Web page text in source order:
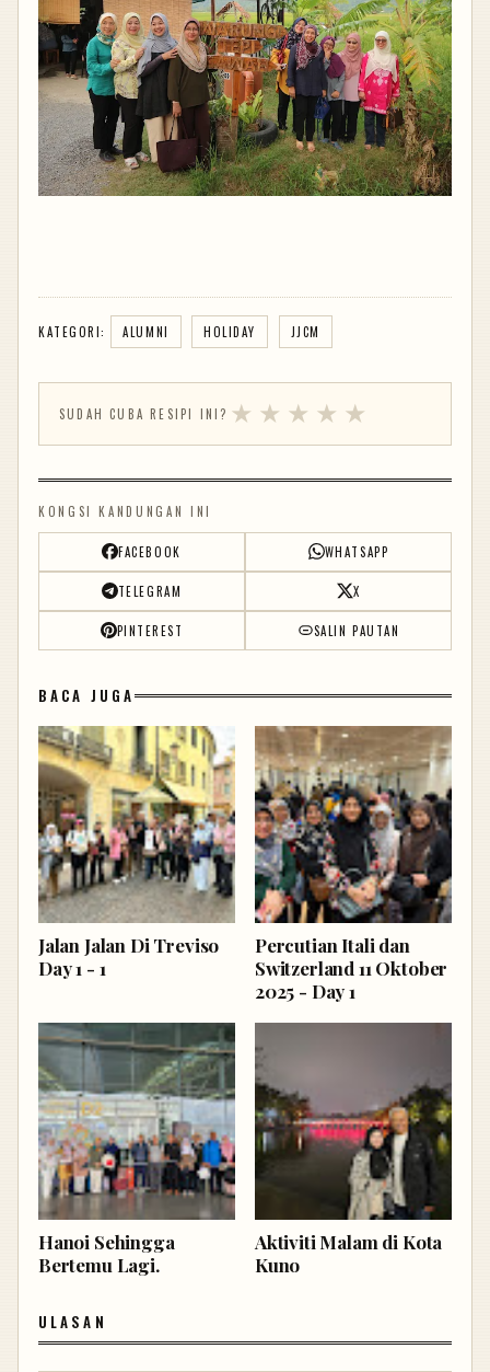
KATEGORI: ALUMNI HOLIDAY JJCM
SUDAH CUBA RESIPI INI? ★ ★ ★ ★ ★
KONGSI KANDUNGAN INI
FACEBOOK WHATSAPP
TELEGRAM X
PINTEREST SALIN PAUTAN
BACA JUGA
Jalan Jalan Di Treviso
Day 1 - 1
Percutian Itali dan
Switzerland 11 Oktober
2025 - Day 1
Hanoi Sehingga
Bertemu Lagi.
Aktiviti Malam di Kota
Kuno
ULASAN